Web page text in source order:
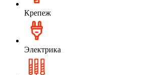
Крепеж
Электрика